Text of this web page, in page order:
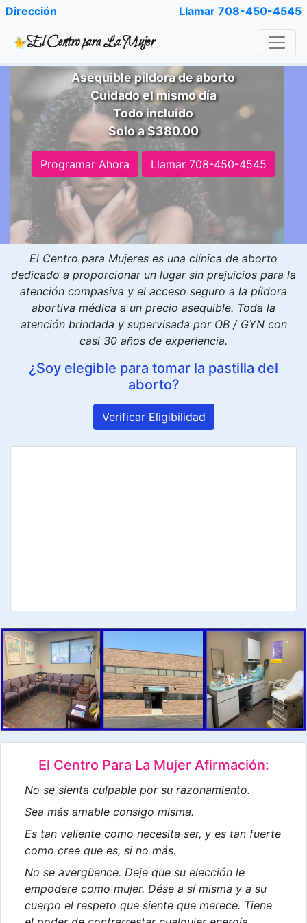
Dirección Llamar 708-450-4545
El Centro para La Mujer
Píldora Abortiva
Asequible píldora de aborto
Cuidado el mismo día
Todo incluido
Solo a $380.00
Programar Ahora Llamar 708-450-4545
El Centro para Mujeres es una clínica de aborto
dedicado a proporcionar un lugar sin prejuicios para la
atención compasiva y el acceso seguro a la píldora
abortiva médica a un precio asequible. Toda la
atención brindada y supervisada por OB / GYN con
casi 30 años de experiencia.
¿Soy elegible para tomar la pastilla del
aborto?
Verificar Eligibilidad
El Centro Para La Mujer Afirmación:
No se sienta culpable por su razonamiento.
Sea más amable consigo misma.
Es tan valiente como necesita ser, y es tan fuerte
como cree que es, si no más.
No se avergüence. Deje que su elección le
empodere como mujer. Dése a sí misma y a su
cuerpo el respeto que siente que merece. Tiene